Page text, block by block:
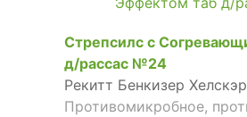
Стрепсилс с
д/рассас №24
Рекитт Бенкизер
Противомикробное,